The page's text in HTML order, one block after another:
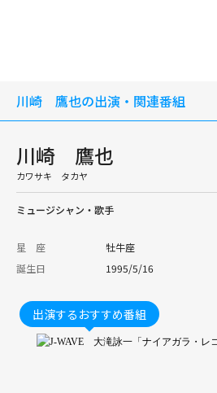
川崎 鷹也の出演・関連番組
川崎 鷹也
カワサキ タカヤ
ミュージシャン・歌手
星 座
牡牛座
誕生日
1995/5/16
出演するおすすめ番組